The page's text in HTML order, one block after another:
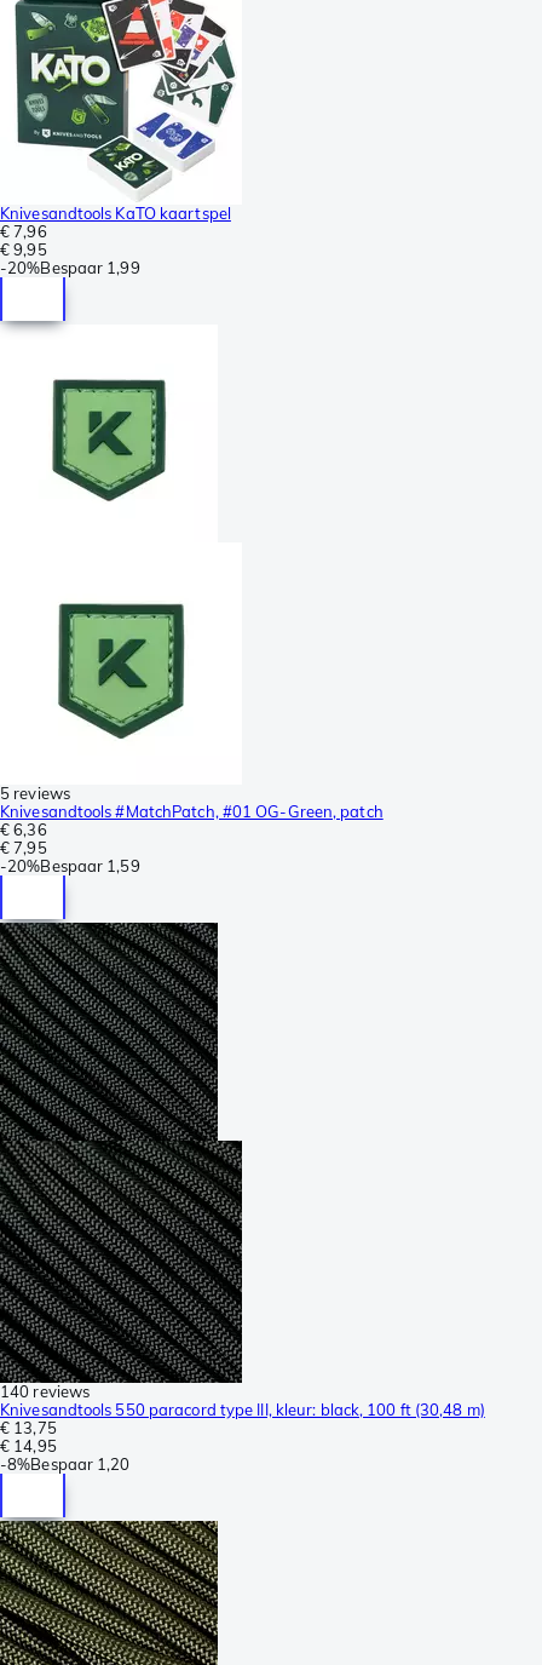
Knivesandtools KaTO kaartspel
€ 7,96
€ 9,95
-20%Bespaar 1,99
5 reviews
Knivesandtools #MatchPatch, #01 OG-Green, patch
€ 6,36
€ 7,95
-20%Bespaar 1,59
140 reviews
Knivesandtools 550 paracord type III, kleur: black, 100 ft (30,48 m)
€ 13,75
€ 14,95
-8%Bespaar 1,20